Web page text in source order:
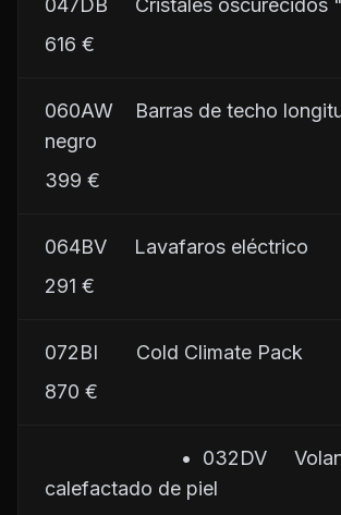
616 €
060AW    Barras de techo
negro
399 €
064BV     Lavafaros eléctrico
291 €
072BI       Cold Climate Pack
870 €
•  032DV
calefactado de piel